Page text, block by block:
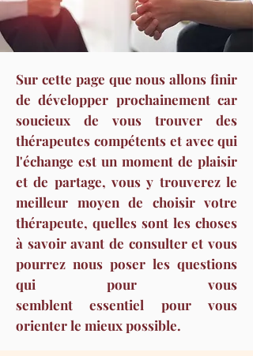
Sur cette page que nous allons finir
de développer prochainement car
soucieux de vous trouver des
thérapeutes compétents et avec qui
l'échange est un moment de plaisir
et de partage, vous y trouverez le
meilleur moyen de choisir votre
thérapeute, quelles sont les choses
à savoir avant de consulter et vous
pourrez nous poser les questions
qui pour vous
semblentessentiel pour vous
orienter le mieux possible.